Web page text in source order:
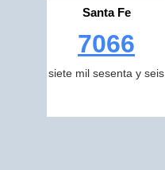
Santa Fe
7066
siete mil sesenta y seis